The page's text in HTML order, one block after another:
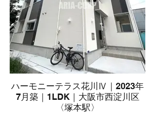
ハーモニーテラス花川Ⅳ｜2023年
7月築｜1LDK｜大阪市西淀川区
〈塚本駅〉